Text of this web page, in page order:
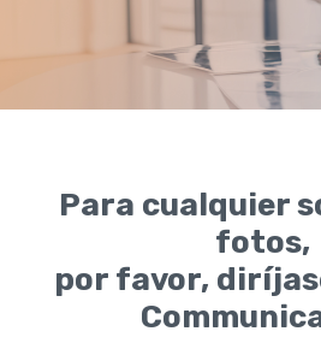
Para cualquier
fotos,
por favor,